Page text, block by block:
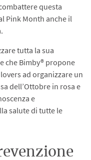
questa
Pink Month anche il
tutta la sua
che Bimby® propone
ad organizzare un
dell’Ottobre in rosa e
e
salute di tutte le